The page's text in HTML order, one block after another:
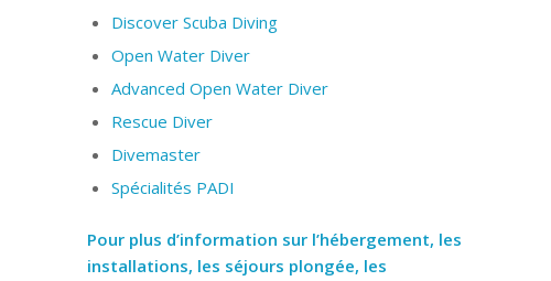
Discover Scuba Diving
Open Water Diver
Advanced Open Water Diver
Rescue Diver
Divemaster
Spécialités PADI
Pour plus d’information sur l’hébergement, les
installations, les séjours plongée, les